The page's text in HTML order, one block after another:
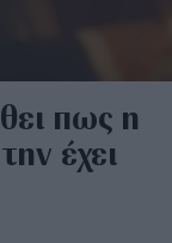
πως η
έχει